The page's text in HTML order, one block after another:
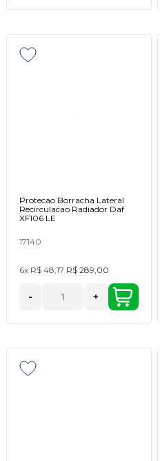
Protecao Borracha Lateral
Recirculacao Radiador Daf
XF106 LE
17140
6x R$ 48,17 R$ 289,00
- +